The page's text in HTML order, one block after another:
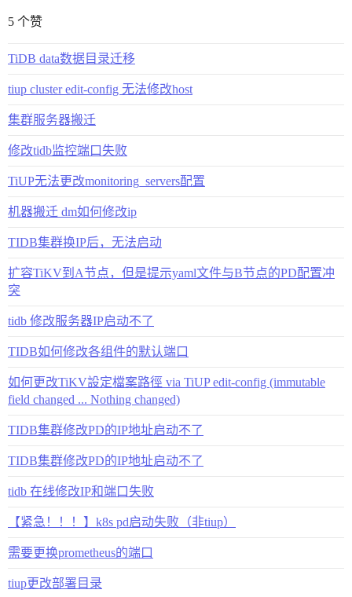
5 个赞
TiDB data数据目录迁移
tiup cluster edit-config 无法修改host
集群服务器搬迁
修改tidb监控端口失败
TiUP无法更改monitoring_servers配置
机器搬迁 dm如何修改ip
TIDB集群换IP后，无法启动
扩容TiKV到A节点，但是提示yaml文件与B节点的PD配置冲
突
tidb 修改服务器IP启动不了
TIDB如何修改各组件的默认端口
如何更改TiKV設定檔案路徑 via TiUP edit-config (immutable
field changed ... Nothing changed)
TIDB集群修改PD的IP地址启动不了
TIDB集群修改PD的IP地址启动不了
tidb 在线修改IP和端口失败
【紧急！！！】k8s pd启动失败（非tiup）
需要更换prometheus的端口
tiup更改部署目录